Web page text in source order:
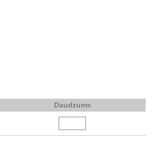
Daudzums